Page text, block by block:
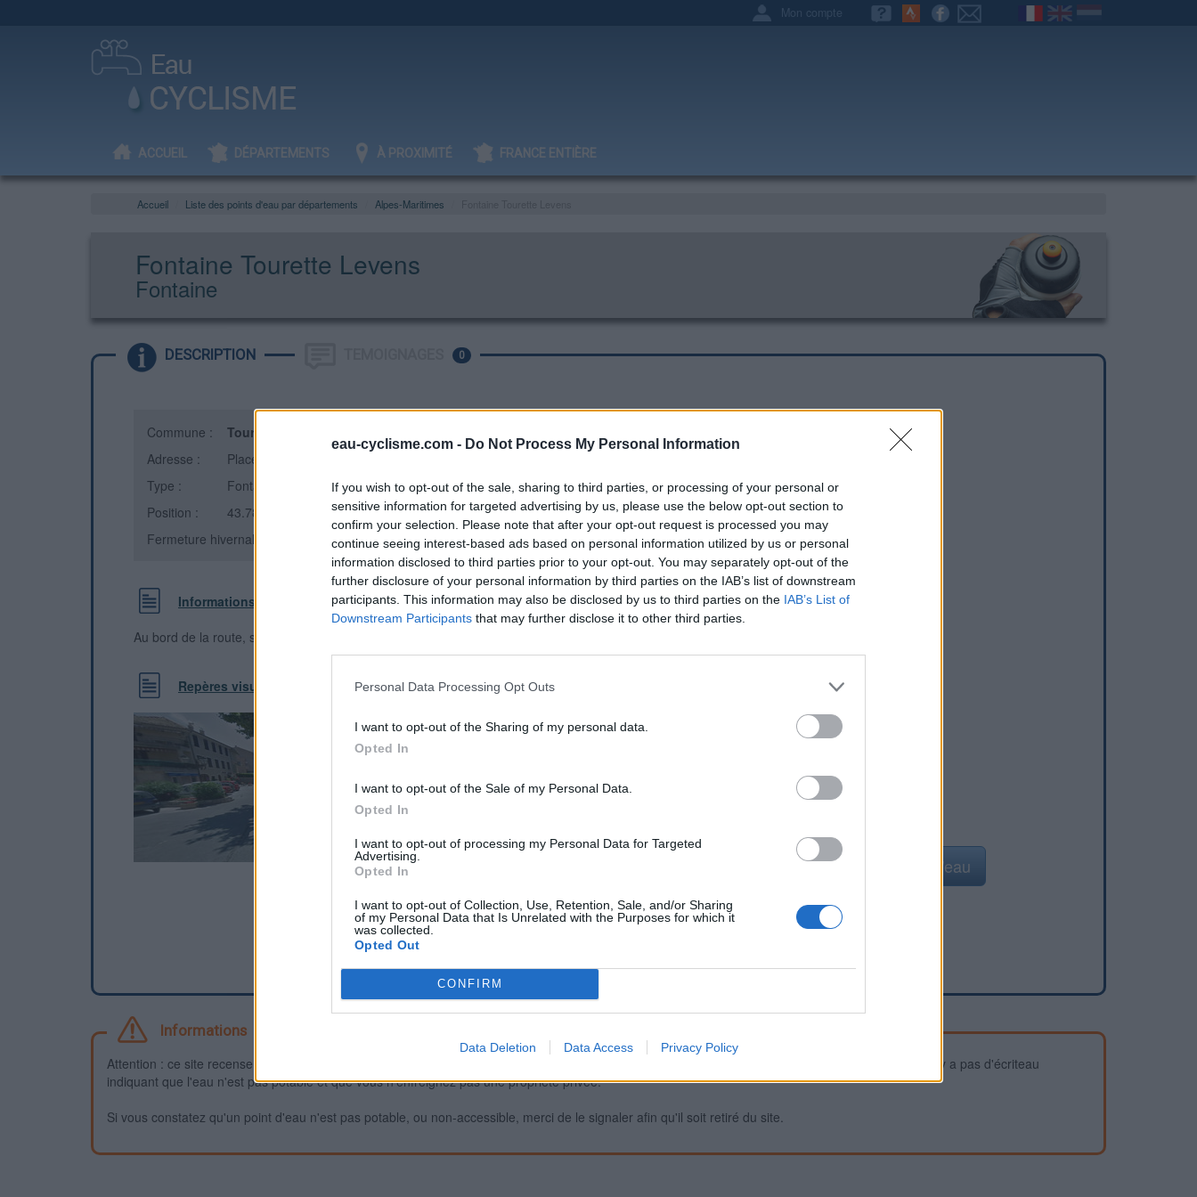
eau-cyclisme.com - Do Not Process My Personal Information
If you wish to opt-out of the sale, sharing to third parties, or processing of your personal or
sensitive information for targeted advertising by us, please use the below opt-out section to
confirm your selection. Please note that after your opt-out request is processed you may
continue seeing interest-based ads based on personal information utilized by us or personal
information disclosed to third parties prior to your opt-out. You may separately opt-out of the
further disclosure of your personal information by third parties on the IAB’s list of downstream
participants. This information may also be disclosed by us to third parties on the IAB’s List of
Downstream Participants that may further disclose it to other third parties.
Personal Data Processing Opt Outs
I want to opt-out of the Sharing of my personal data.
Opted In
I want to opt-out of the Sale of my Personal Data.
Opted In
I want to opt-out of processing my Personal Data for Targeted
Advertising.
Opted In
I want to opt-out of Collection, Use, Retention, Sale, and/or Sharing
of my Personal Data that Is Unrelated with the Purposes for which it
was collected.
Opted Out
CONFIRM
Data Deletion Data Access Privacy Policy
Mon compte
ACCUEIL DÉPARTEMENTS À PROXIMITÉ FRANCE ENTIÈRE
Accueil Liste des points d'eau par départements Alpes-Maritimes
Fontaine Tourette Levens
Fontaine
DESCRIPTION 0
Commune : Tourette Levens
Adresse :
Place du Dr Paul Simon
Type :
Fontaine
Position :
43.786471°N, 7.275871°E
Fermeture hivernale : non
Informations complémentaires
Au bord de la route, sur l'esplanade
Repères visuels
Ajouter un point d'eau
Informations
Attention : ce site recense des points d'eau dont la fiabilité ne peut pas être garantie. Avant d'utiliser un point d'eau, vous devez vous assurer qu'il n'y a pas d'écriteau
indiquant que l'eau n'est pas potable et que vous n'enfreignez pas une propriété privée.
Si vous constatez qu'un point d'eau n'est pas potable, ou non-accessible, merci de le signaler afin qu'il soit retiré du site.